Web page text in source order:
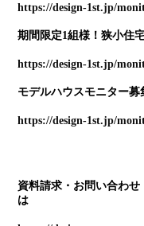
https://design-1st.jp/
期間限定1組様！狭小住
https://design-1st.jp/
モデルハウスモニター募
https://design-1st.jp/
資料請求・お問い合わせ